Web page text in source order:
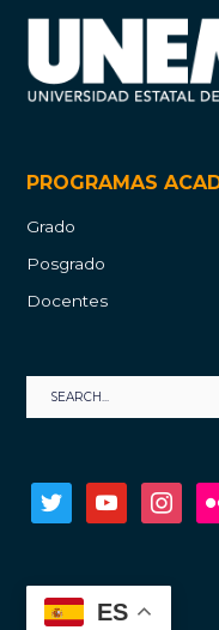
PROGRAMAS
Grado
Posgrado
Docentes
twitter youtube
ES